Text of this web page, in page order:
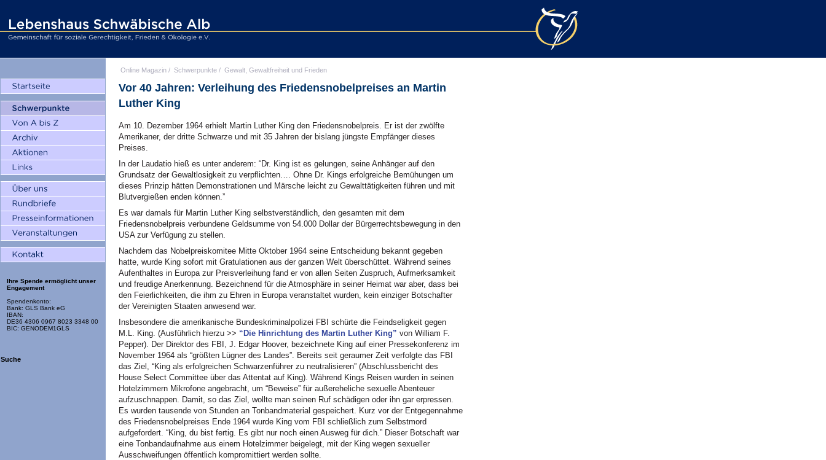
Ihre Spende ermöglicht unser
Engagement
Spendenkonto:
Bank: GLS Bank eG
IBAN:
DE36 4306 0967 8023 3348 00
BIC: GENODEM1GLS
Suche
Online Magazin / Schwerpunkte / Gewalt, Gewaltfreiheit und Frieden
Vor 40 Jahren: Verleihung des Friedensnobelpreises an Martin
Luther King
Am 10. Dezember 1964 erhielt Martin Luther King den Friedensnobelpreis. Er ist der zwölfte
Amerikaner, der dritte Schwarze und mit 35 Jahren der bislang jüngste Empfänger dieses
Preises.
In der Laudatio hieß es unter anderem: “Dr. King ist es gelungen, seine Anhänger auf den
Grundsatz der Gewaltlosigkeit zu verpflichten…. Ohne Dr. Kings erfolgreiche Bemühungen um
dieses Prinzip hätten Demonstrationen und Märsche leicht zu Gewalttätigkeiten führen und mit
Blutvergießen enden können.”
Es war damals für Martin Luther King selbstverständlich, den gesamten mit dem
Friedensnobelpreis verbundene Geldsumme von 54.000 Dollar der Bürgerrechtsbewegung in den
USA zur Verfügung zu stellen.
Nachdem das Nobelpreiskomitee Mitte Oktober 1964 seine Entscheidung bekannt gegeben
hatte, wurde King sofort mit Gratulationen aus der ganzen Welt überschüttet. Während seines
Aufenthaltes in Europa zur Preisverleihung fand er von allen Seiten Zuspruch, Aufmerksamkeit
und freudige Anerkennung. Bezeichnend für die Atmosphäre in seiner Heimat war aber, dass bei
den Feierlichkeiten, die ihm zu Ehren in Europa veranstaltet wurden, kein einziger Botschafter
der Vereinigten Staaten anwesend war.
Insbesondere die amerikanische Bundeskriminalpolizei FBI schürte die Feindseligkeit gegen
M.L. King. (Ausführlich hierzu >> “Die Hinrichtung des Martin Luther King” von William F.
Pepper). Der Direktor des FBI, J. Edgar Hoover, bezeichnete King auf einer Pressekonferenz im
November 1964 als “größten Lügner des Landes”. Bereits seit geraumer Zeit verfolgte das FBI
das Ziel, “King als erfolgreichen Schwarzenführer zu neutralisieren” (Abschlussbericht des
House Select Committee über das Attentat auf King). Während Kings Reisen wurden in seinen
Hotelzimmern Mikrofone angebracht, um “Beweise” für außereheliche sexuelle Abenteuer
aufzuschnappen. Damit, so das Ziel, wollte man seinen Ruf schädigen oder ihn gar erpressen.
Es wurden tausende von Stunden an Tonbandmaterial gespeichert. Kurz vor der Entgegennahme
des Friedensnobelpreises Ende 1964 wurde King vom FBI schließlich zum Selbstmord
aufgefordert. “King, du bist fertig. Es gibt nur noch einen Ausweg für dich.” Dieser Botschaft war
eine Tonbandaufnahme aus einem Hotelzimmer beigelegt, mit der King wegen sexueller
Ausschweifungen öffentlich kompromittiert werden sollte.